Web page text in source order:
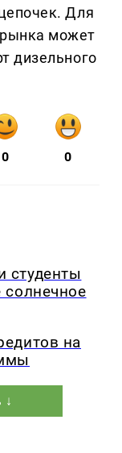
Для
может
дизельного
0 0
студенты
солнечное
на
↓